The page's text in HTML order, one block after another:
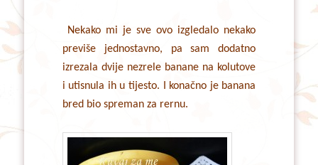
Nekako mi je sve ovo izgledalo nekako
previše jednostavno, pa sam dodatno
izrezala dvije nezrele banane na kolutove
i utisnula ih u tijesto. I konačno je banana
bred bio spreman za rernu.